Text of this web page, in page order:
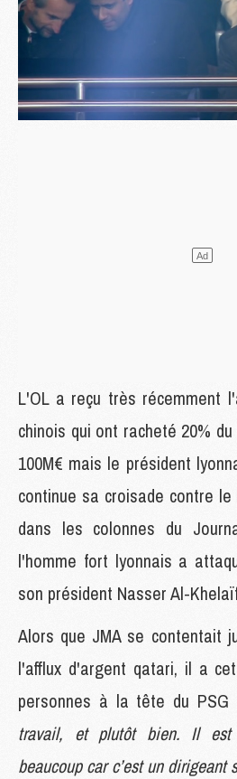
L'OL a reçu très récemment
chinois qui ont racheté 20%
100M€ mais le président
continue sa croisade contre
dans les colonnes du
l'homme fort lyonnais a
son président Nasser Al-
Alors que JMA se contentait
l'afflux d'argent qatari, il a
personnes à la tête du PSG
travail, et plutôt bien. Il est
beaucoup car c’est un dirigeant